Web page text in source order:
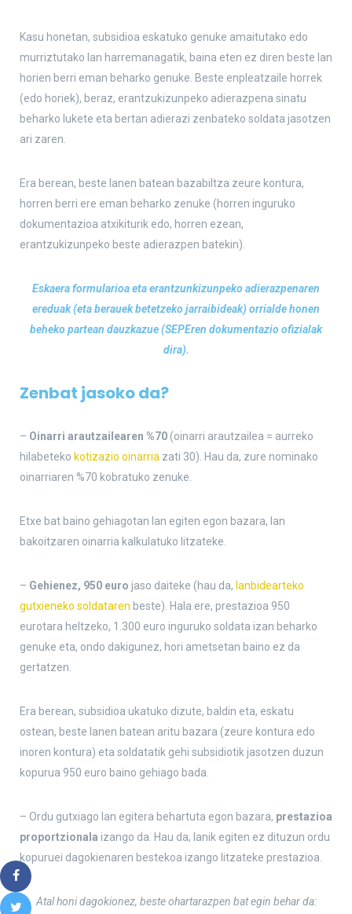
Kasu honetan, subsidioa eskatuko genuke amaitutako edo
murriztutako lan harremanagatik, baina eten ez diren beste lan
horien berri eman beharko genuke. Beste enpleatzaile horrek
(edo horiek), beraz, erantzukizunpeko adierazpena sinatu
beharko lukete eta bertan adierazi zenbateko soldata jasotzen
ari zaren.
Era berean, beste lanen batean bazabiltza zeure kontura,
horren berri ere eman beharko zenuke (horren inguruko
dokumentazioa atxikiturik edo, horren ezean,
erantzukizunpeko beste adierazpen batekin).
Eskaera formularioa eta erantzunkizunpeko adierazpenaren
ereduak (eta berauek betetzeko jarraibideak) orrialde honen
beheko partean dauzkazue (SEPEren dokumentazio ofizialak
dira).
Zenbat jasoko da?
– Oinarri arautzailearen %70 (oinarri arautzailea = aurreko
hilabeteko kotizazio oinarria zati 30). Hau da, zure nominako
oinarriaren %70 kobratuko zenuke.
Etxe bat baino gehiagotan lan egiten egon bazara, lan
bakoitzaren oinarria kalkulatuko litzateke.
– Gehienez, 950 euro jaso daiteke (hau da, lanbidearteko
gutxieneko soldataren beste). Hala ere, prestazioa 950
eurotara heltzeko, 1.300 euro inguruko soldata izan beharko
genuke eta, ondo dakigunez, hori ametsetan baino ez da
gertatzen.
Era berean, subsidioa ukatuko dizute, baldin eta, eskatu
ostean, beste lanen batean aritu bazara (zeure kontura edo
inoren kontura) eta soldatatik gehi subsidiotik jasotzen duzun
kopurua 950 euro baino gehiago bada.
– Ordu gutxiago lan egitera behartuta egon bazara, prestazioa
proportzionala izango da. Hau da, lanik egiten ez dituzun ordu
kopuruei dagokienaren bestekoa izango litzateke prestazioa.
Atal honi dagokionez, beste ohartarazpen bat egin behar da: